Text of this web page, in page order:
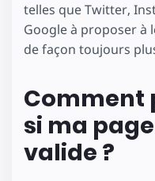
telles que Twitter,
Google à proposer à
de façon toujours
Comment
si ma
valide ?